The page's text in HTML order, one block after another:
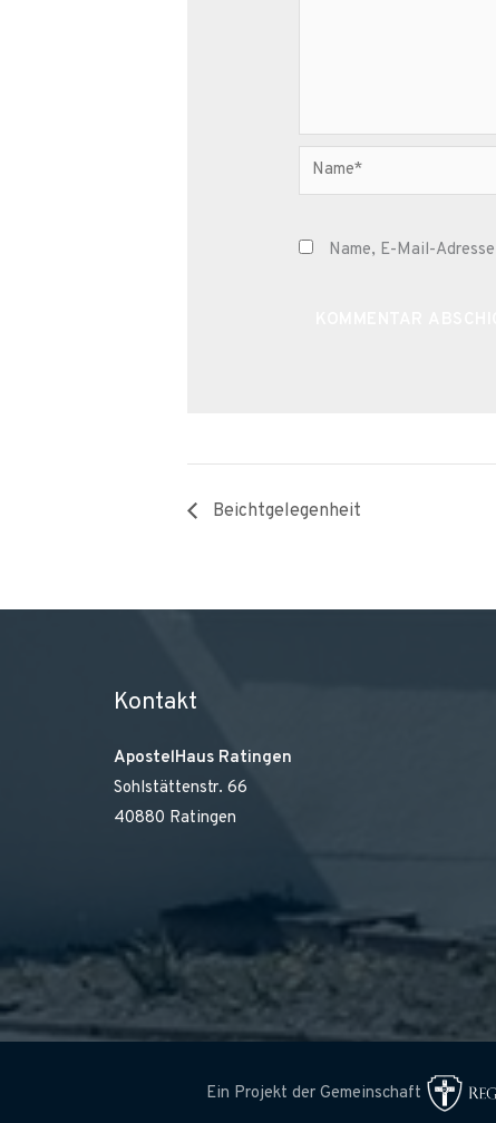
Name*
Name, E-Mail-
Beichtgelegenheit
Kontakt
ApostelHaus Ratingen
Sohlstättenstr. 66
40880 Ratingen
Ein Projekt der Gemeinschaft